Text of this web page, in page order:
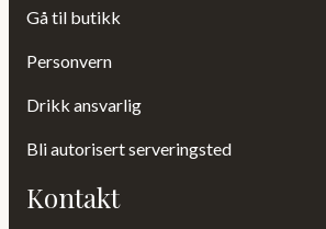
Gå til butikk
Personvern
Drikk ansvarlig
Bli autorisert serveringsted
Kontakt